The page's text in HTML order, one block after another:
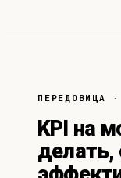
ПЕРЕДОВИЦА ·
KPI на
делать,